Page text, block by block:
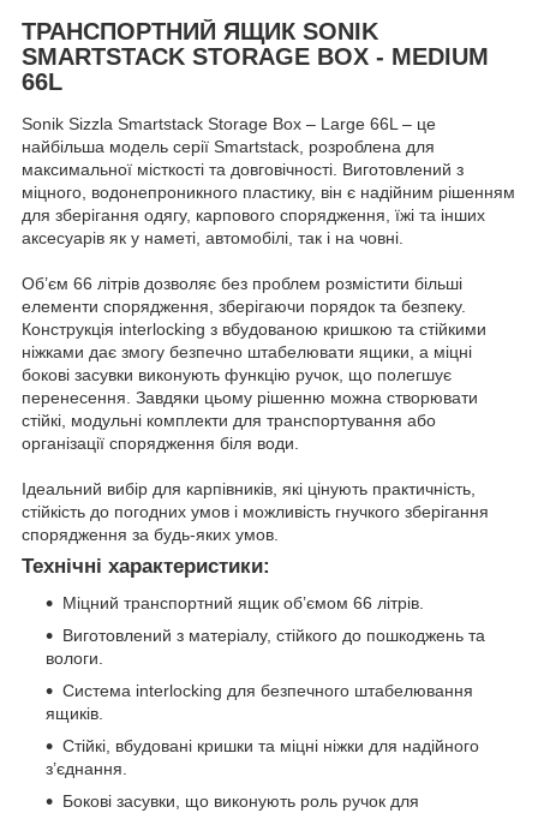
ТРАНСПОРТНИЙ ЯЩИК SONIK
SMARTSTACK STORAGE BOX - MEDIUM
66L
Sonik Sizzla Smartstack Storage Box – Large 66L – це
найбільша модель серії Smartstack, розроблена для
максимальної місткості та довговічності. Виготовлений з
міцного, водонепроникного пластику, він є надійним рішенням
для зберігання одягу, карпового спорядження, їжі та інших
аксесуарів як у наметі, автомобілі, так і на човні.
Об’єм 66 літрів дозволяє без проблем розмістити більші
елементи спорядження, зберігаючи порядок та безпеку.
Конструкція interlocking з вбудованою кришкою та стійкими
ніжками дає змогу безпечно штабелювати ящики, а міцні
бокові засувки виконують функцію ручок, що полегшує
перенесення. Завдяки цьому рішенню можна створювати
стійкі, модульні комплекти для транспортування або
організації спорядження біля води.
Ідеальний вибір для карпівників, які цінують практичність,
стійкість до погодних умов і можливість гнучкого зберігання
спорядження за будь-яких умов.
Технічні характеристики:
Міцний транспортний ящик об’ємом 66 літрів.
Виготовлений з матеріалу, стійкого до пошкоджень та
вологи.
Система interlocking для безпечного штабелювання
ящиків.
Стійкі, вбудовані кришки та міцні ніжки для надійного
з’єднання.
Бокові засувки, що виконують роль ручок для